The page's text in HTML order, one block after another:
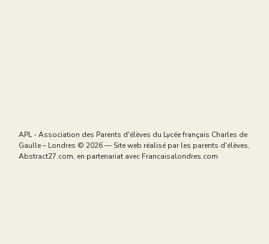
APL - Association des Parents d'élèves du Lycée français Charles de
Gaulle – Londres © 2026 — Site web réalisé par les parents d'élèves,
Abstract27.com, en partenariat avec Francaisalondres.com